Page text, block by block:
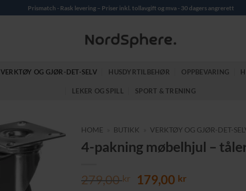
Prismatch - Rask levering – Priser inkl. tollavgift og mva - 30 dagers angrerett
VERKTØY OG GJØR-DET-SELV HUSDYRTILBEHØR OPPBEVARING
LEKER OG SPILL SPORT & TRENING
HOME BUTIKK VERKTØY OG GJØR-DET-
4-pakning møbelhjul –
279,00kr
Opprinnelig
179,00 kr